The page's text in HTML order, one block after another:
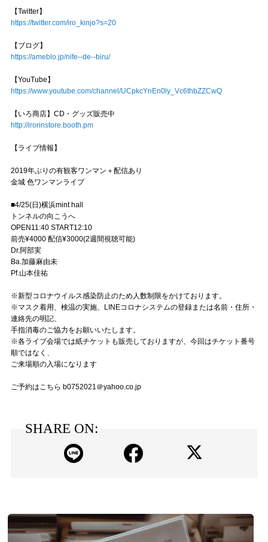
【Twitter】
https://twitter.com/iro_kinjo?s=20
【ブログ】
https://ameblo.jp/nife--de--biru/
【YouTube】
https://www.youtube.com/channel/UCpkcYnEn0ly_Vc6thbZZCwQ
【いろ商店】CD・グッズ販売中
http://irorinstore.booth.pm
【ライブ情報】
2019年ぶりの有観客ワンマン＋配信あり
金城 色ワンマンライブ
■4/25(日)横浜mint hall
トンネルの向こうへ
OPEN11:40 START12:10
前売¥4000 配信¥3000(2週間視聴可能)
Dr.阿部実
Ba.加藤麻由未
Pf.山本佳祐
※新型コロナウイルス感染防止のため人数制限をかけております。
※マスク着用、検温の実施、LINEコロナシステムの登録または名前・住所・
連絡先の明記、
手指消毒のご協力をお願いいたします。
‎※各ライブ会場では紙チケットも販売しておりますが、今回はチケット番号
順ではなく、
ご来場順の入場になります
ご予約はこちら b0752021＠yahoo.co.jp
SHARE ON: